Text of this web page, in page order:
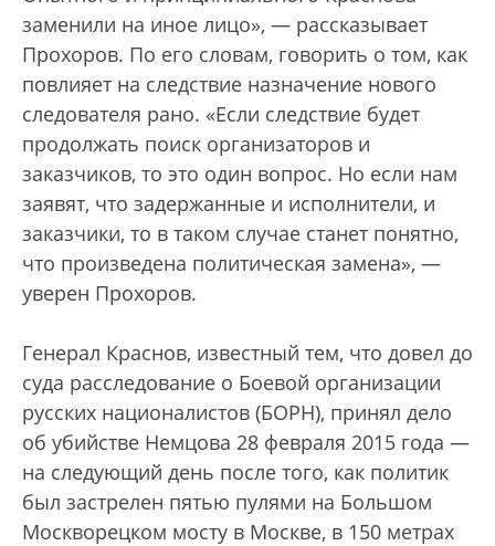
заменили на иное лицо», — рассказывает
Прохоров. По его словам, говорить о том, как
повлияет на следствие назначение нового
следователя рано. «Если следствие будет
продолжать поиск организаторов и
заказчиков, то это один вопрос. Но если нам
заявят, что задержанные и исполнители, и
заказчики, то в таком случае станет понятно,
что произведена политическая замена», —
уверен Прохоров.
Генерал Краснов, известный тем, что довел до
суда расследование о Боевой организации
русских националистов (БОРН), принял дело
об убийстве Немцова 28 февраля 2015 года —
на следующий день после того, как политик
был застрелен пятью пулями на Большом
Москворецком мосту в Москве, в 150 метрах